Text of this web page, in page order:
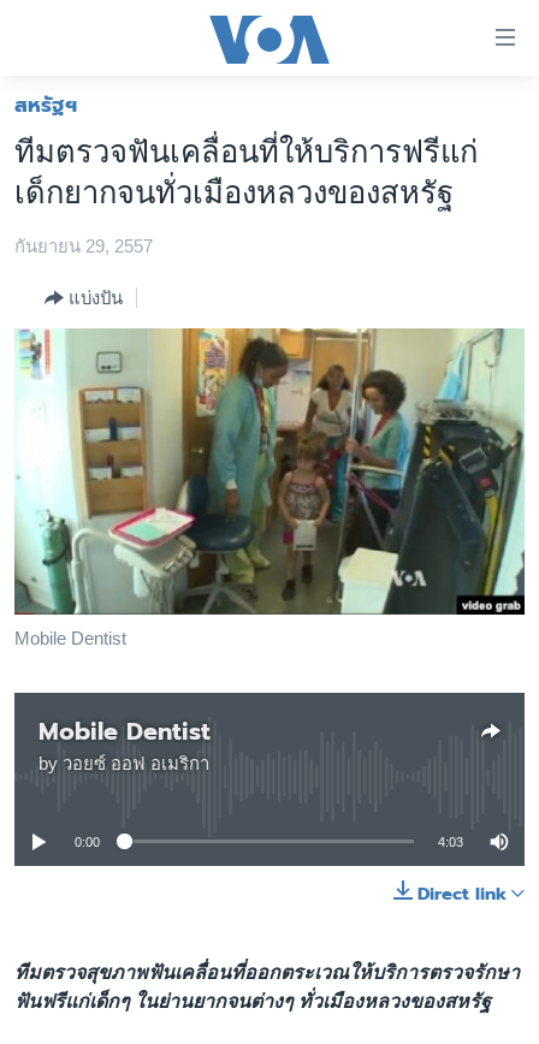
ต่อ
ข้าม
ไป
เนื้อหา
ข้าม
หลัก
ข้าม
โลก
เอเชีย
สหรัฐฯ
ไทย
ธุรกิจ
วิทยาศาสตร์
สังคมและสุขภาพ
ไลฟ์สไตล์
ตรวจสอบข่าว
เรียนรู้ภาษาอังกฤษ
พอดคาสต์
เลือกภาษา
สหรัฐฯ
ทีมตรวจฟันเคลื่อนที่ให้บริการฟรีแก่
เด็กยากจนทั่วเมืองหลวงของสหรัฐ
กันยายน 29, 2557
แบ่งปัน
Mobile Dentist
Mobile Dentist
by วอยซ์ ออฟ อเมริกา
No media source currently available
0:00 4:03
Direct link
ทีมตรวจสุขภาพฟันเคลื่อนที่ออกตระเวณให้บริการตรวจรักษา
ฟันฟรีแก่เด็กๆ ในย่านยากจนต่างๆ ทั่วเมืองหลวงของสหรัฐ